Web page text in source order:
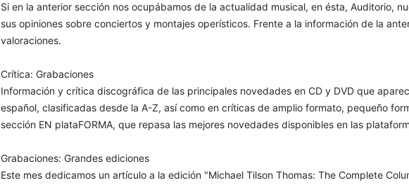
Si en la anterior sección nos ocupábamos de la actualidad musical, en ésta, Auditorio,
sus opiniones sobre conciertos y montajes operísticos. Frente a la información de la
valoraciones.
Crítica: Grabaciones
Información y crítica discográfica de las principales novedades en CD y DVD que
español, clasificadas desde la A-Z, así como en críticas de amplio formato, pequeño
sección EN plataFORMA, que repasa las mejores novedades disponibles en las
Grabaciones: Grandes ediciones
Este mes dedicamos un artículo a la edición "Michael Tilson Thomas: The Complete